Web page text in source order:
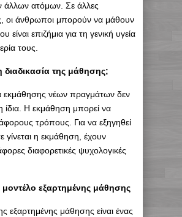
άλλων ατόμων. Σε άλλες
οι άνθρωποι μπορούν να μάθουν
είναι επιζήμια για τη γενική υγεία
τους.
διαδικασία της μάθησης;
εκμάθησης νέων πραγμάτων δεν
ίδια. Η εκμάθηση μπορεί να
τρόπους. Για να εξηγηθεί
γίνεται η εκμάθηση, έχουν
διαφορετικές ψυχολογικές
εξαρτημένης μάθησης
εξαρτημένης μάθησης είναι ένας